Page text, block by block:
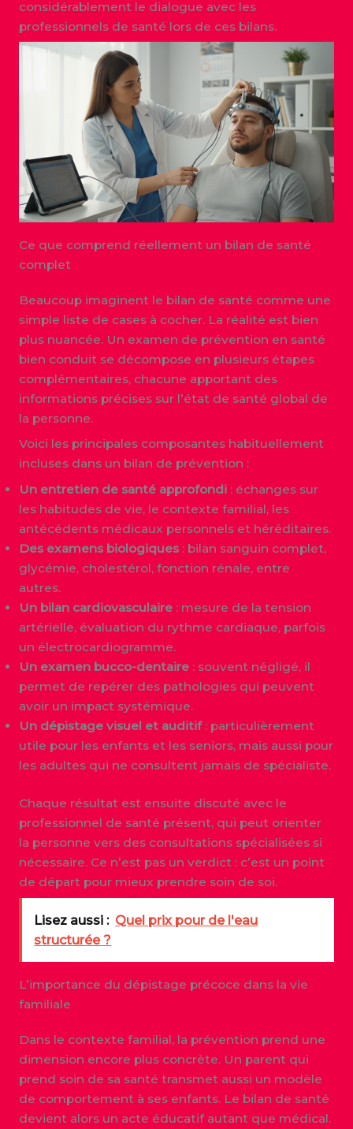
considérablement le dialogue avec les
professionnels de santé lors de ces bilans.
Ce que comprend réellement un bilan de santé
complet
Beaucoup imaginent le bilan de santé comme une
simple liste de cases à cocher. La réalité est bien
plus nuancée. Un examen de prévention en santé
bien conduit se décompose en plusieurs étapes
complémentaires, chacune apportant des
informations précises sur l’état de santé global de
la personne.
Voici les principales composantes habituellement
incluses dans un bilan de prévention :
Un entretien de santé approfondi: échanges sur
les habitudes de vie, le contexte familial, les
antécédents médicaux personnels et héréditaires.
Des examens biologiques: bilan sanguin complet,
glycémie, cholestérol, fonction rénale, entre
autres.
Un bilan cardiovasculaire: mesure de la tension
artérielle, évaluation du rythme cardiaque, parfois
un électrocardiogramme.
Un examen bucco-dentaire: souvent négligé, il
permet de repérer des pathologies qui peuvent
avoir un impact systémique.
Un dépistage visuel et auditif: particulièrement
utile pour les enfants et les seniors, mais aussi pour
les adultes qui ne consultent jamais de spécialiste.
Chaque résultat est ensuite discuté avec le
professionnel de santé présent, qui peut orienter
la personne vers des consultations spécialisées si
nécessaire. Ce n’est pas un verdict : c’est un point
de départ pour mieux prendre soin de soi.
Lisez aussi : Quel prix pour de l'eau
structurée ?
L’importance du dépistage précoce dans la vie
familiale
Dans le contexte familial, la prévention prend une
dimension encore plus concrète. Un parent qui
prend soin de sa santé transmet aussi un modèle
de comportement à ses enfants. Le bilan de santé
devient alors un acte éducatif autant que médical.